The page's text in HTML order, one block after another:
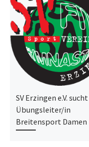
SV Erzingen e.V. sucht
Übungsleiter/in
Breitensport Damen